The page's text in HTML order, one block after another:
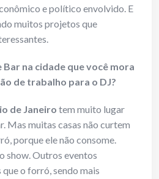
e político envolvido. E
muitos projetos que
Bar na cidade que você mora
de trabalho para o DJ?
de Janeiro tem muito lugar
Mas muitas casas não curtem
porque ele não consome.
show. Outros eventos
o forró, sendo mais